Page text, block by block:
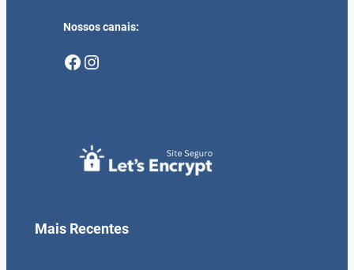
Nossos canais:
Facebook Instagram
Mais Recentes